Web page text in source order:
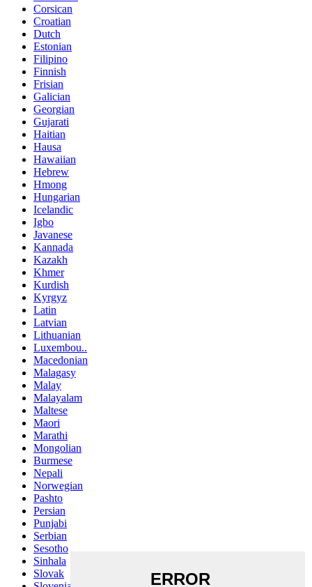
Corsican
Croatian
Dutch
Estonian
Filipino
Finnish
Frisian
Galician
Georgian
Gujarati
Haitian
Hausa
Hawaiian
Hebrew
Hmong
Hungarian
Icelandic
Igbo
Javanese
Kannada
Kazakh
Khmer
Kurdish
Kyrgyz
Latin
Latvian
Lithuanian
Luxembou..
Macedonian
Malagasy
Malay
Malayalam
Maltese
Maori
Marathi
Mongolian
Burmese
Nepali
Norwegian
Pashto
Persian
Punjabi
Serbian
Sesotho
Sinhala
Slovak